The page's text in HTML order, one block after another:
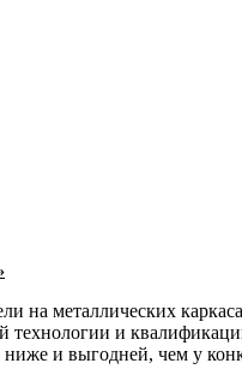
на металлических
и
и выгодней, чем у